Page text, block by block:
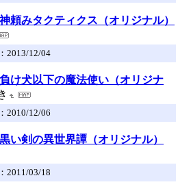
神頼みタクティクス（オリジナル）
2013/12/04
負け犬以下の魔法使い（オリジナ
2010/12/06
黒い剣の異世界譚（オリジナル）
2011/03/18